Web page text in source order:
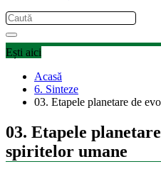
Ești aici
Acasă
6. Sinteze
03. Etapele planetare de
03. Etapele
spiritelor umane